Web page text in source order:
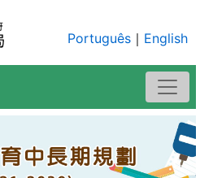
Português ｜ English